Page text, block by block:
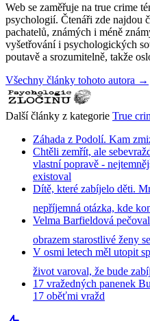
Web se zaměřuje na true crime
psychologií. Čtenáři zde najdou
pachatelů, známých i méně
vyšetřování i psychologických
poutavě a srozumitelně, takže
Všechny články tohoto autora →
Další články z kategorie True
Záhada z Podolí. Kam
Chtěli zemřít, ale
vlastní popravě -
existoval
Dítě, které zabíjelo děti.
nepříjemná otázka, kde
Velma Barfieldová
obrazem starostlivé ženy
V osmi letech měl utopit
život varoval, že bude
17 vražedných panenek
17 oběťmi vražd